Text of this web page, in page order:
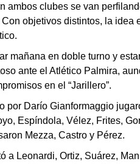
ambos clubes se van
objetivos distintos, la idea
mañana en doble turno y
ante el Atlético Palmira,
en el “Jarillero”.
por Darío Gianformaggio
Espíndola, Vélez, Frites,
Mezza, Castro y Pérez.
a Leonardi, Ortiz, Suárez,